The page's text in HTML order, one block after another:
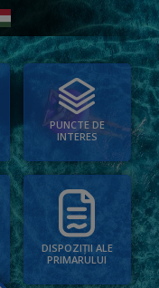
PUNCTE DE
INTERES
DISPOZIȚII ALE
PRIMARULUI